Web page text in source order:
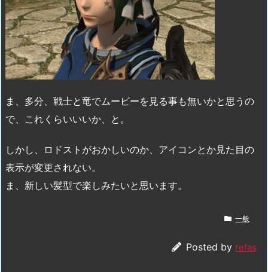
ま、多分、戦士と竜でムービーを見る事も無いかと思うの
で、これくらいいいか、と。
しかし、ロドストがおかしいのか、アイコンとか見た目の
表示が変更されない。
ま、新しい髪型で楽しみたいと思います。
一般
Posted by refas